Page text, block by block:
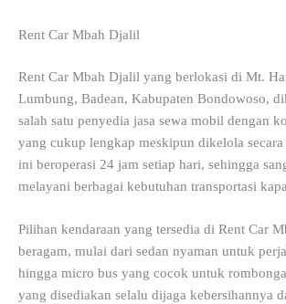
Rent Car Mbah Djalil
Rent Car Mbah Djalil yang berlokasi di Mt.
Lumbung, Badean, Kabupaten Bondowoso,
salah satu penyedia jasa sewa mobil dengan
yang cukup lengkap meskipun dikelola
ini beroperasi 24 jam setiap hari, sehingga
melayani berbagai kebutuhan transportasi
Pilihan kendaraan yang tersedia di Rent Car
beragam, mulai dari sedan nyaman untuk
hingga micro bus yang cocok untuk
yang disediakan selalu dijaga kebersihannya